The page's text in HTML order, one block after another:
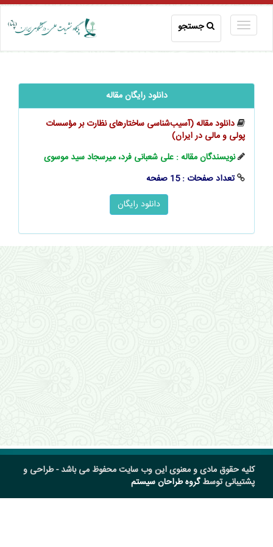
جستجو
دانلود رایگان مقاله
دانلود مقاله (آسیب‌شناسی‌ ساختارهای‌ نظارت‌ بر مؤسسات‌
پولی‌ و مالی‌ در ایران)
نویسندگان مقاله : علی شعبانی فرد، میرسجاد سید موسوی
تعداد صفحات : 15 صفحه
کلیه حقوق مادی و معنوی این وب سایت محفوظ می باشد - طراحی و
پشتیبانی توسطگروه طراحان سیستم